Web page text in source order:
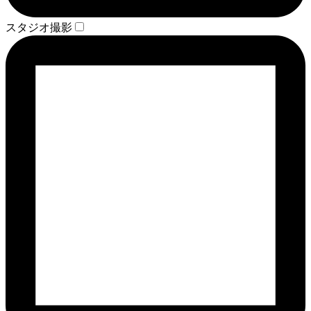
スタジオ撮影